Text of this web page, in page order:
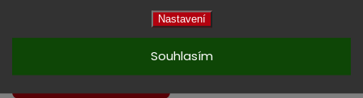
Nastavení
Souhlasím
Předchozí článek
Další článek